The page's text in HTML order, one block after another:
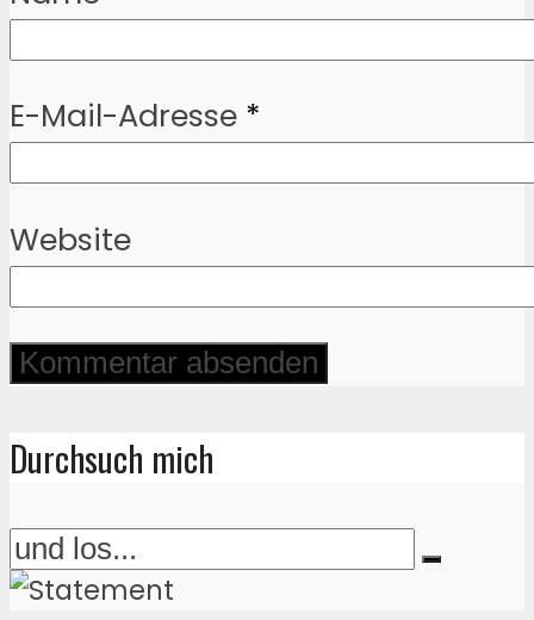
E-Mail-Adresse *
Website
Durchsuch mich